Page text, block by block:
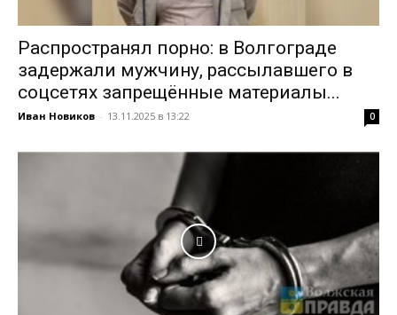
Распространял порно: в Волгограде
задержали мужчину, рассылавшего в
соцсетях запрещённые материалы...
Иван Новиков - 13.11.2025 в 13:22 0